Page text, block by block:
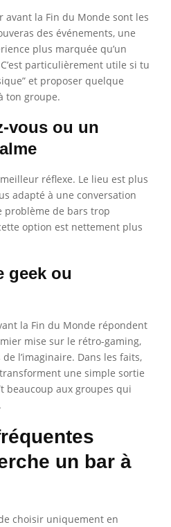
avant la Fin du Monde sont les
des événements, une
plus marquée qu’un
particulièrement utile si tu
et proposer quelque
ton groupe.
vous ou un
réflexe. Le lieu est plus
adapté à une conversation
problème de bars trop
option est nettement plus
geek ou
la Fin du Monde répondent
mise sur le rétro-gaming,
l’imaginaire. Dans les faits,
une simple sortie
beaucoup aux groupes qui
un bar à
choisir uniquement en